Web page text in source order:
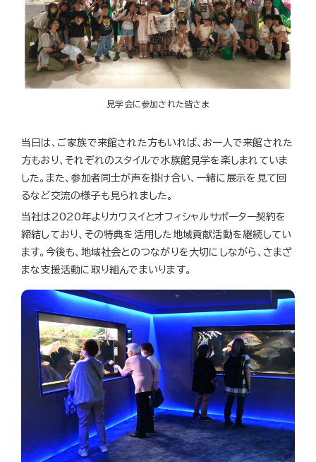
見学会に参加された皆さま
当日は、ご家族で来館された方もいれば、お一人で来館された
方もおり、それぞれのスタイルで水族館見学を楽しまれていま
した。また、参加者同士が声を掛け合い、一緒に展示を見て回
るなど交流の様子も見られました。
当社は2020年よりカワスイとオフィシャルサポーター契約を
締結しており、その特典を活用した地域貢献活動を継続してい
ます。今後も、地域社会とのつながりを大切にしながら、さまざ
まな支援活動に取り組んでまいります。